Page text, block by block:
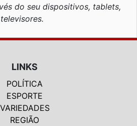
do seu dispositivos, tablets,
LINKS
POLÍTICA
ESPORTE
VARIEDADES
REGIÃO